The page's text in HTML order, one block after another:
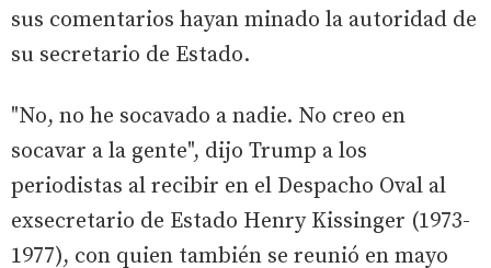
sus comentarios hayan minado la autoridad de
su secretario de Estado.
"No, no he socavado a nadie. No creo en
socavar a la gente", dijo Trump a los
periodistas al recibir en el Despacho Oval al
exsecretario de Estado Henry Kissinger (1973-
1977), con quien también se reunió en mayo